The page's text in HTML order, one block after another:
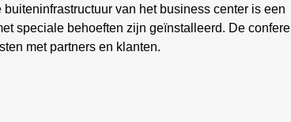
van het business center is een
speciale behoeften zijn geïnstalleerd. De
met partners en klanten.